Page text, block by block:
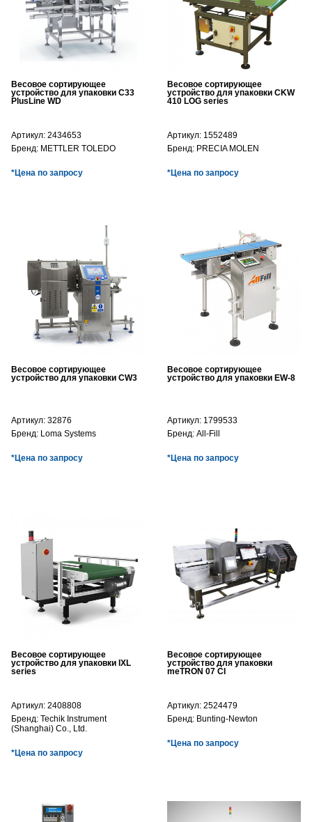
Весовое сортирующее
устройство для упаковки C33
PlusLine WD
Артикул: 2434653
Бренд: METTLER TOLEDO
*Цена по запросу
Весовое сортирующее
устройство для упаковки CKW
410 LOG series
Артикул: 1552489
Бренд: PRECIA MOLEN
*Цена по запросу
Весовое сортирующее
устройство для упаковки CW3
Артикул: 32876
Бренд: Loma Systems
*Цена по запросу
Весовое сортирующее
устройство для упаковки EW-8
Артикул: 1799533
Бренд: All-Fill
*Цена по запросу
Весовое сортирующее
устройство для упаковки IXL
series
Артикул: 2408808
Бренд: Techik Instrument
(Shanghai) Co., Ltd.
*Цена по запросу
Весовое сортирующее
устройство для упаковки
meTRON 07 CI
Артикул: 2524479
Бренд: Bunting-Newton
*Цена по запросу